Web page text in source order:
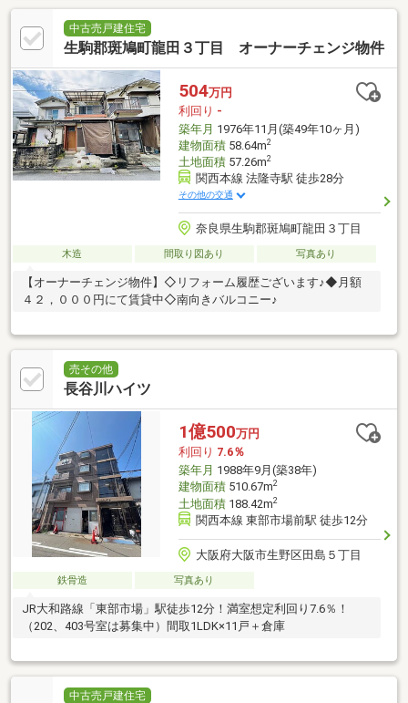
中古売戸建住宅
生駒郡斑鳩町龍田３丁目 オーナーチェンジ物件
504万円
利回り -
築年月 1976年11月(築49年10ヶ月)
建物面積58.64m2
土地面積57.26m2
関西本線 法隆寺駅 徒歩28分
その他の交通
奈良県生駒郡斑鳩町龍田３丁目
木造 間取り図あり 写真あり
【オーナーチェンジ物件】◇リフォーム履歴ございます♪◆月額
４２，０００円にて賃貸中◇南向きバルコニー♪
売その他
長谷川ハイツ
1億500万円
利回り 7.6％
築年月 1988年9月(築38年)
建物面積510.67m2
土地面積188.42m2
関西本線 東部市場前駅 徒歩12分
大阪府大阪市生野区田島５丁目
鉄骨造 写真あり
JR大和路線「東部市場」駅徒歩12分！満室想定利回り7.6％！
（202、403号室は募集中）間取1LDK×11戸＋倉庫
中古売戸建住宅